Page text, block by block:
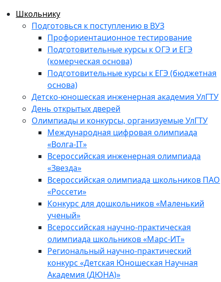
Школьнику
Подготовься к поступлению в ВУЗ
Профориентационное тестирование
Подготовительные курсы к ОГЭ и ЕГЭ
(комерческая основа)
Подготовительные курсы к ЕГЭ (бюджетная
основа)
Детско-юношеская инженерная академия УлГТУ
День открытых дверей
Олимпиады и конкурсы, организуемые УлГТУ
Международная цифровая олимпиада
«Волга-IT»
Всероссийская инженерная олимпиада
«Звезда»
Всероссийская олимпиада школьников ПАО
«Россети»
Конкурс для дошкольников «Маленький
ученый»
Всероссийская научно-практическая
олимпиада школьников «Марс-ИТ»
Региональный научно-практический
конкурс «Детская Юношеская Научная
Академия (ДЮНА)»